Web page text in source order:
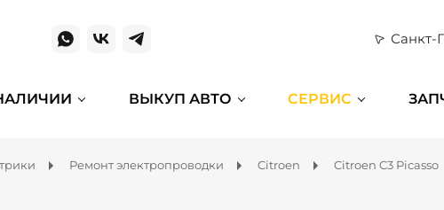
Санкт-
ВЫКУП АВТО СЕРВИС
Ремонт электропроводки Citroen Citroen C3 Picasso